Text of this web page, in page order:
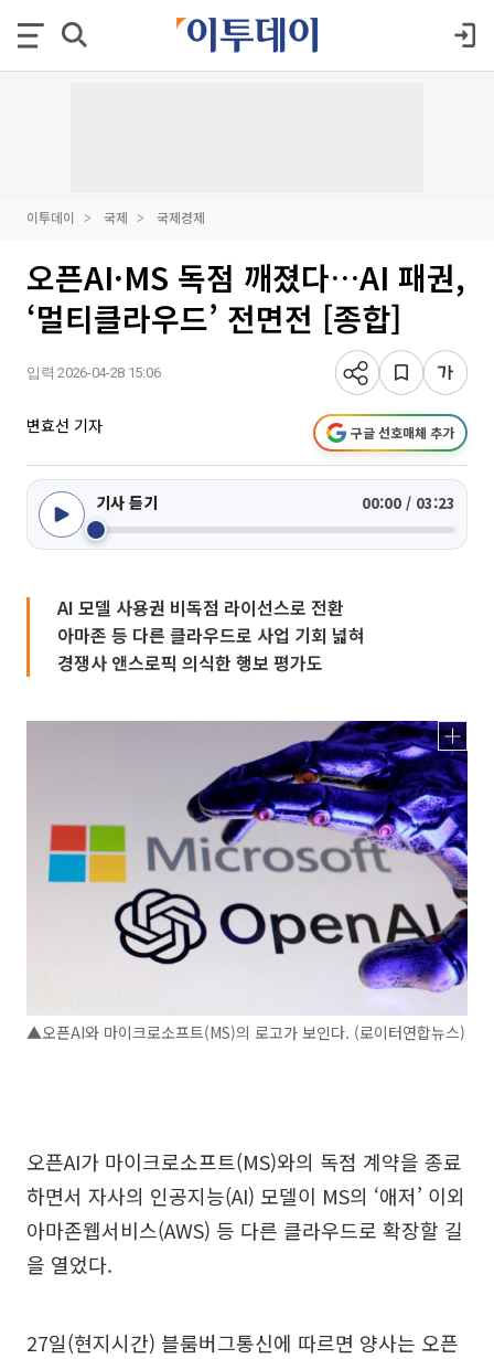
이투데이 국제 국제경제
오픈AI·MS 독점 깨졌다…AI 패권,
‘멀티클라우드’ 전면전 [종합]
입력 2026-04-28 15:06
변효선 기자 구글 선호매체 추가
기사 듣기 00:00 / 03:23
AI 모델 사용권 비독점 라이선스로 전환
아마존 등 다른 클라우드로 사업 기회 넓혀
경쟁사 앤스로픽 의식한 행보 평가도
▲오픈AI와 마이크로소프트(MS)의 로고가 보인다. (로이터연합뉴스)
오픈AI가 마이크로소프트(MS)와의 독점 계약을 종료
하면서 자사의 인공지능(AI) 모델이 MS의 ‘애저’ 이외
아마존웹서비스(AWS) 등 다른 클라우드로 확장할 길
을 열었다.
27일(현지시간) 블룸버그통신에 따르면 양사는 오픈